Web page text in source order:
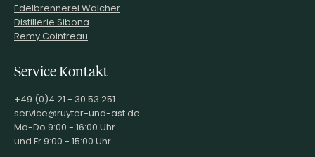
Edelbrennerei Walcher
Distillerie Sibona
Remy Cointreau
Service Kontakt
+49 (0)4 21 - 30 53 251
service@ruyter-und-ast.de
Mo-Do 9:00 - 16:00 Uhr
und Fr 9:00 - 15:00 Uhr